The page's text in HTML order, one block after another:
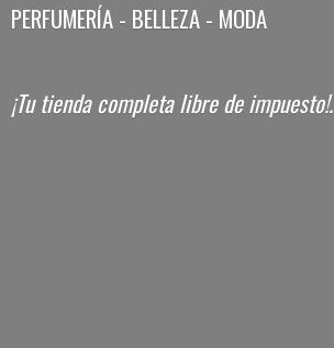
PERFUMERÍA - BELLEZA - MODA
¡Tu tienda completa librede impuesto!.